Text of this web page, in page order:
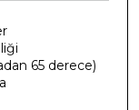
65 derece)